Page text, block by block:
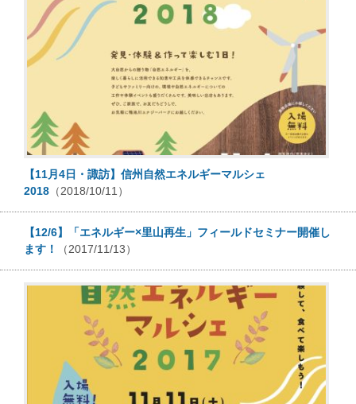
【11月4日・諏訪】信州自然エネルギーマルシェ
2018 （2018/10/11）
【12/6】「エネルギー×里山再生」フィールドセミナー開催し
ます！
（2017/11/13）